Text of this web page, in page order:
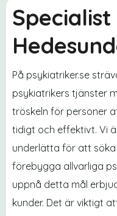
På psykiatriker.se
psykiatrikers tjänster
tröskeln för personer
tidigt och effektivt. Vi
underlätta för att
förebygga allvarliga
uppnå detta mål
kunder. Det är viktigt